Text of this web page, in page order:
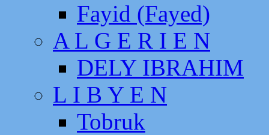
Fayid (Fayed)
A L G E R I E N
DELY IBRAHIM
L I B Y E N
Tobruk